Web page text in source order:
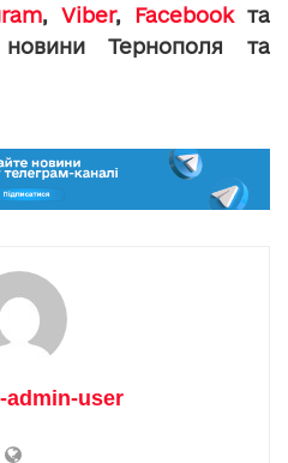
, Viber, Facebookта
Тернополя та
admin-user